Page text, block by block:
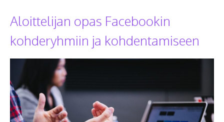
Aloittelijan opas Facebookin
kohderyhmiin ja kohdentamiseen